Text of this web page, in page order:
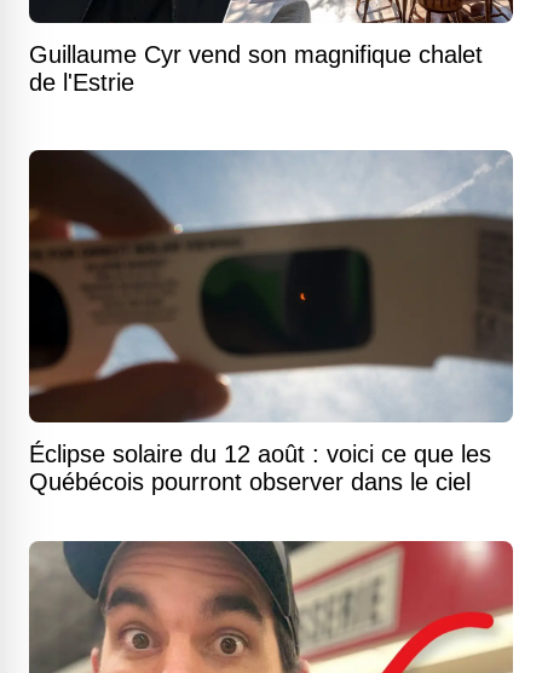
Guillaume Cyr vend son magnifique chalet
de l'Estrie
Éclipse solaire du 12 août : voici ce que les
Québécois pourront observer dans le ciel